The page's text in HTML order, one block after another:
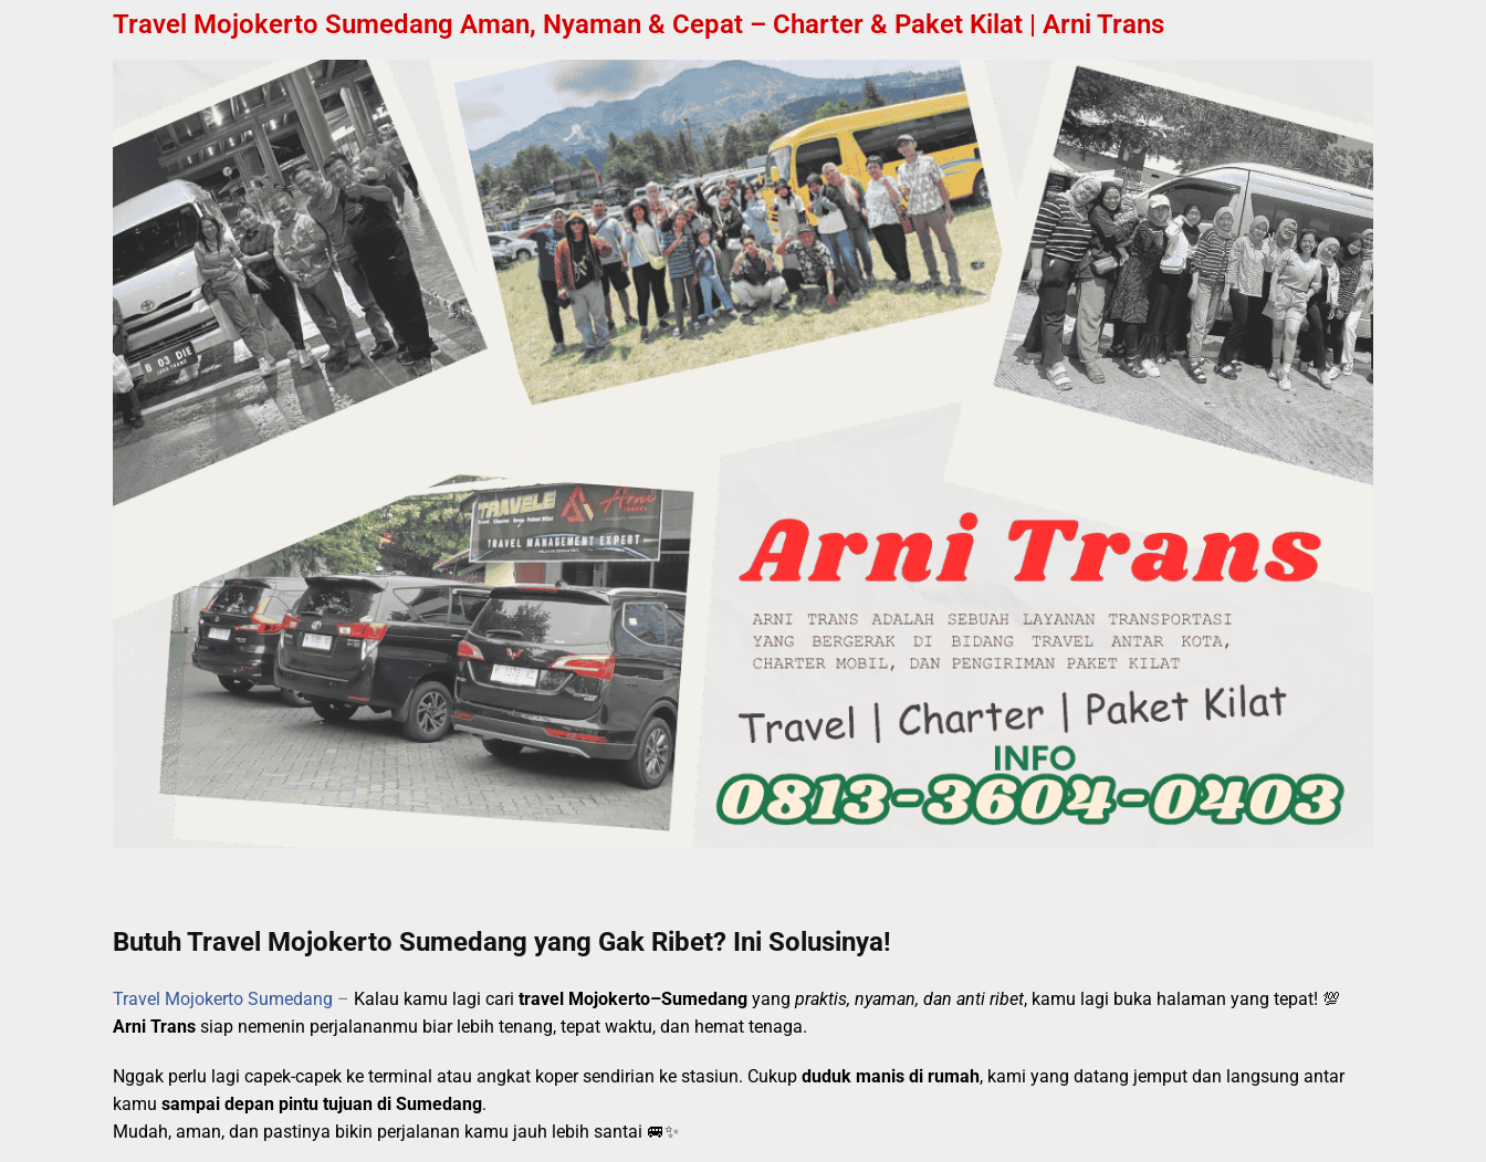
Travel Mojokerto Sumedang Aman, Nyaman & Cepat – Charter & Paket Kilat | Arni Trans
Butuh Travel Mojokerto Sumedang yang Gak Ribet? Ini Solusinya!
Travel Mojokerto Sumedang – Kalau kamu lagi cari travel Mojokerto–Sumedang yang praktis, nyaman, dan anti ribet, kamu lagi buka halaman yang tepat! 💯
Arni Trans siap nemenin perjalananmu biar lebih tenang, tepat waktu, dan hemat tenaga.
Nggak perlu lagi capek-capek ke terminal atau angkat koper sendirian ke stasiun. Cukup duduk manis di rumah, kami yang datang jemput dan langsung antar
kamu sampai depan pintu tujuan di Sumedang.
Mudah, aman, dan pastinya bikin perjalanan kamu jauh lebih santai 🚐✨